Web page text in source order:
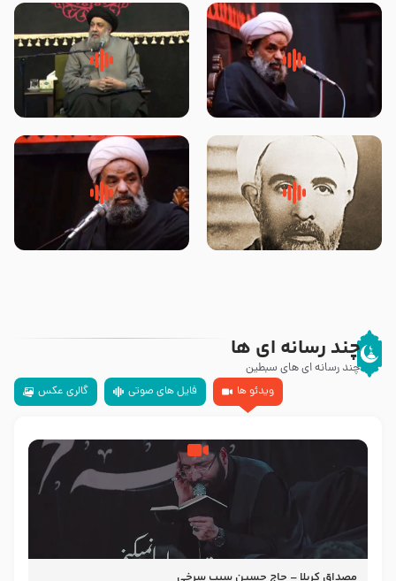
روضه جانسوز پاره های جگر امام
حسن مجتبی علیه السلام-حجت
لقب حضرت رقیه سلام الله علیها به
چه معناست – حجت الاسلام علوی
روضه‌ی مجلس یزید ملعون و
اسارت اهل‌بیت علیهم‌السلام –
سلام جوانی که امام حسین علیه
السلام خودش جوابش را دادند
چند رسانه ای ها
چند رسانه ای های سبطین
ویدئو ها
فایل های صوتی گالری عکس
مصداق کربلا – حاج حسین سیب سرخی